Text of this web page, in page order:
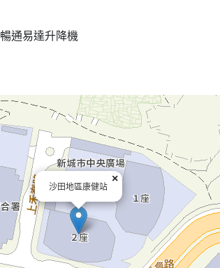
暢通易達升降機
沙田地區康健站
×